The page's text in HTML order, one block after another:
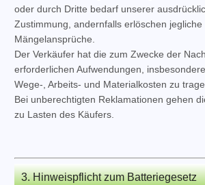
oder durch Dritte bedarf unserer
Zustimmung, andernfalls erlöschen jegliche
Mängelansprüche.
Der Verkäufer hat die zum Zwecke der
erforderlichen Aufwendungen,
Wege-, Arbeits- und Materialkosten zu
Bei unberechtigten Reklamationen gehen
zu Lasten des Käufers.
3. Hinweispflicht zum Batteriegesetz